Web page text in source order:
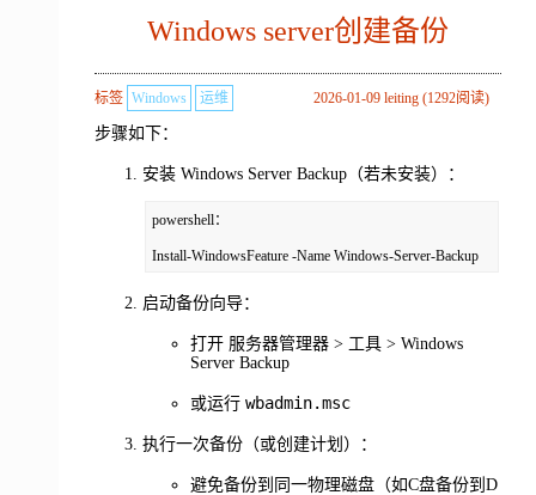
Windows server创建备份
2026-01-09 leiting (1292阅读)
标签 Windows 运维
步骤如下：
安装 Windows Server Backup（若未安装）：
powershell：
Install-WindowsFeature -Name Windows-Server-Backup
启动备份向导：
打开 服务器管理器 > 工具 > Windows
Server Backup
或运行 wbadmin.msc
执行一次备份（或创建计划）：
避免备份到同一物理磁盘（如C盘备份到D